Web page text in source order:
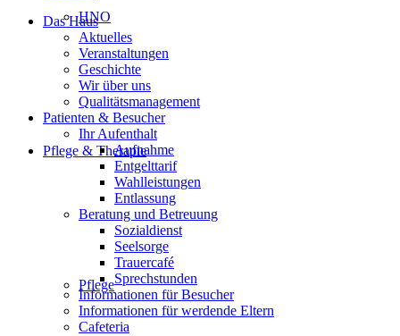
HNO
Pflege & Therapie
Pflege
Das Haus
Aktuelles
Veranstaltungen
Geschichte
Wir über uns
Qualitätsmanagement
Patienten & Besucher
Ihr Aufenthalt
Aufnahme
Entgelttarif
Wahlleistungen
Entlassung
Beratung und Betreuung
Sozialdienst
Seelsorge
Trauercafé
Sprechstunden
Informationen für Besucher
Informationen für werdende Eltern
Cafeteria